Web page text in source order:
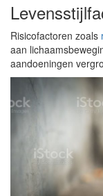
Risicofactoren zoals
aan
aandoeningen